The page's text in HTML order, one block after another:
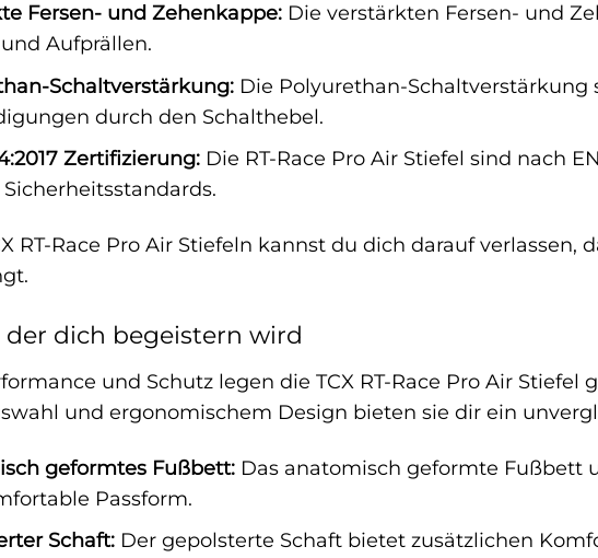
Fersen- und Zehenkappe:Die verstärkten Fersen- und
Aufprällen.
Schaltverstärkung:Die Polyurethan-Schaltverstärkung
durch den Schalthebel.
Zertifizierung:Die RT-Race Pro Air Stiefel sind nach
RT-Race Pro Air Stiefeln kannst du dich darauf
der dich begeistern wird
und Schutz legen die TCX RT-Race Pro Air
und ergonomischem Design bieten sie dir ein
geformtes Fußbett:Das anatomisch geformte Fußbett
Passform.
Schaft:Der gepolsterte Schaft bietet zusätzlichen